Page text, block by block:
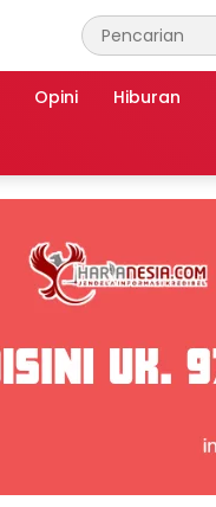
Opini Hiburan